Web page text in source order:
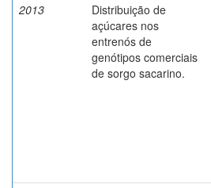
2013
Distribuição de
açúcares nos
entrenós de
genótipos comerciais
de sorgo sacarino.